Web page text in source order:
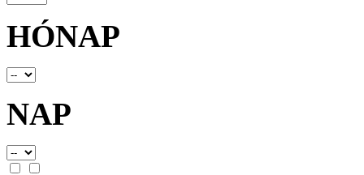
HÓNAP
NAP